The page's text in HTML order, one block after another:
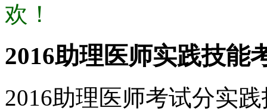
欢！
2016助理医师实践技能
2016助理医师考试分实